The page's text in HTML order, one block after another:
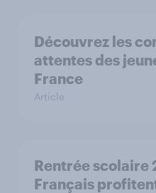
Découvrez les
attentes des
France
Article
Rentrée scolaire
Français